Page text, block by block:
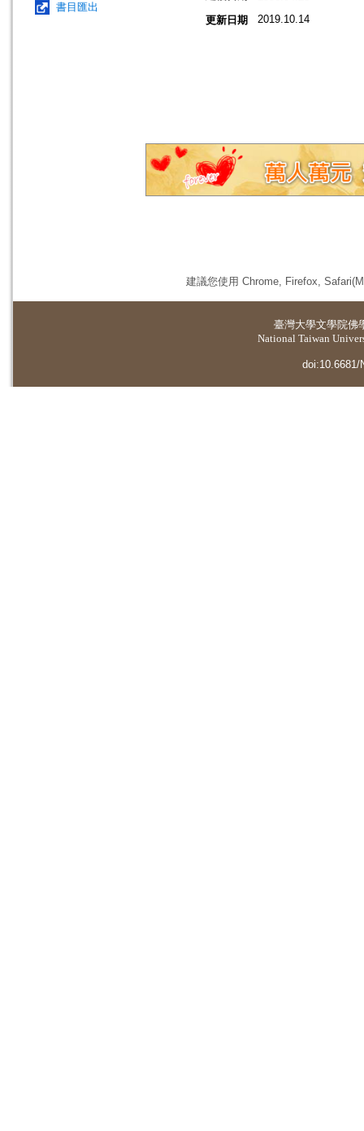
書目匯出
更新日期 2019.10.14
建議您使用 Chrome, Firefox,
臺灣大學文學院佛
National Taiwan
doi:10.6681/